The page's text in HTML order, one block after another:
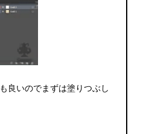
良いのでまずは塗りつぶし